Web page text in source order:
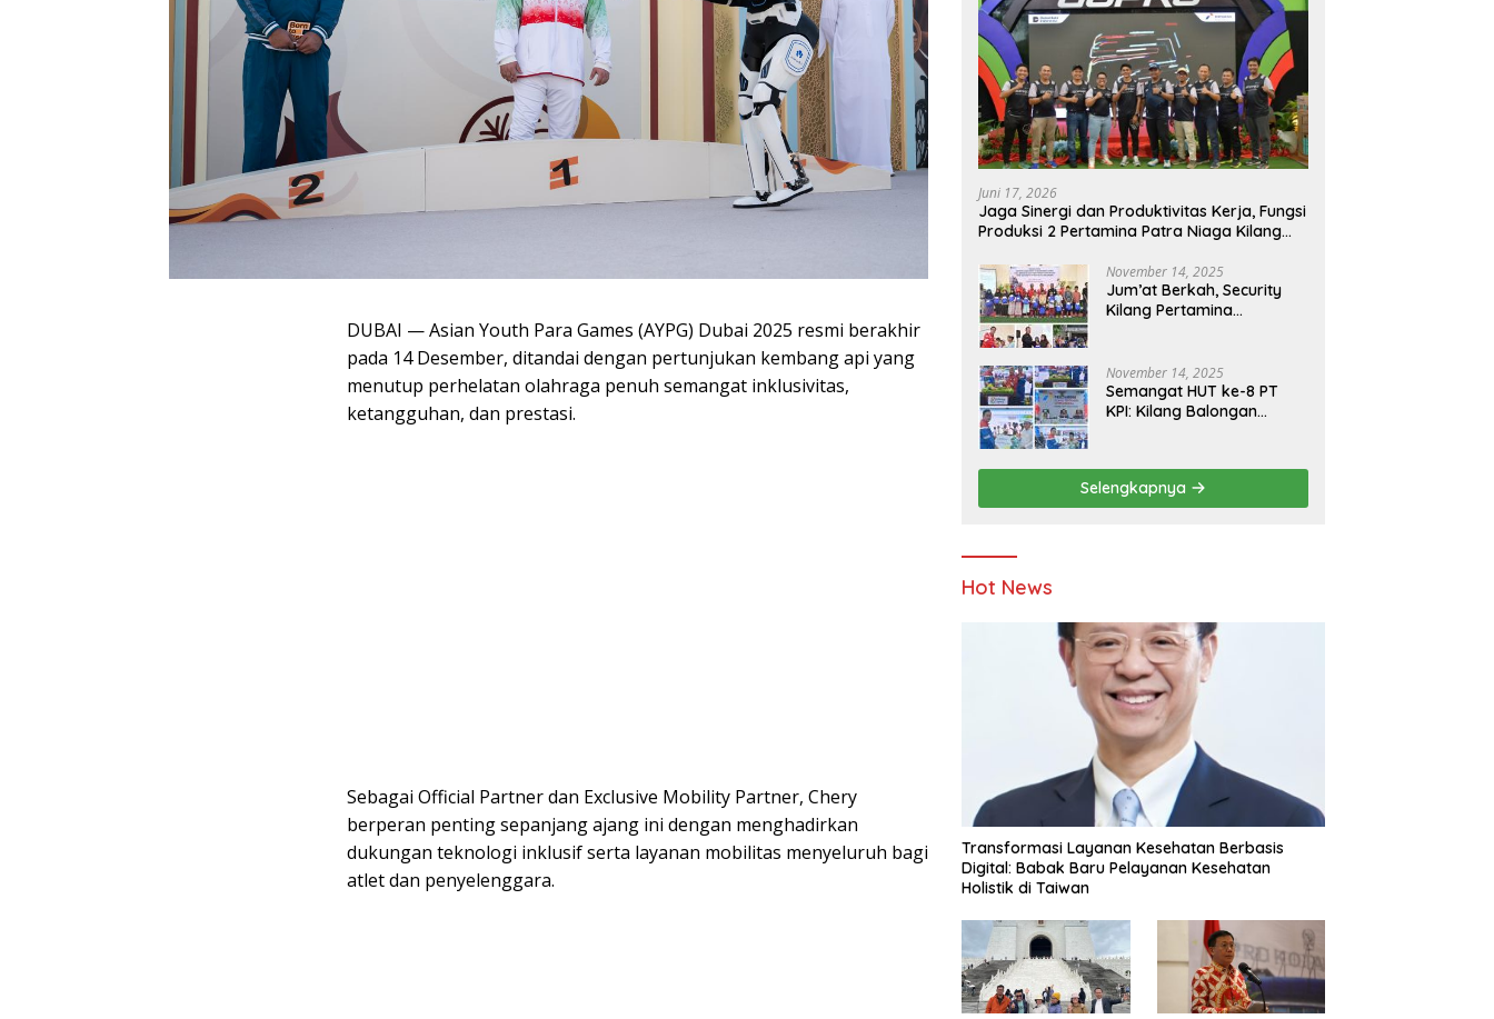
DUBAI — Asian Youth Para Games (AYPG) Dubai 2025 resmi berakhir
pada 14 Desember, ditandai dengan pertunjukan kembang api yang
menutup perhelatan olahraga penuh semangat inklusivitas,
ketangguhan, dan prestasi.
Sebagai Official Partner dan Exclusive Mobility Partner, Chery
berperan penting sepanjang ajang ini dengan menghadirkan
dukungan teknologi inklusif serta layanan mobilitas menyeluruh bagi
atlet dan penyelenggara.
Juni 17, 2026
Jaga Sinergi dan Produktivitas Kerja, Fungsi
Produksi 2 Pertamina Patra Niaga Kilang
November 14, 2025
Jum’at Berkah, Security
Kilang Pertamina
November 14, 2025
Semangat HUT ke-8 PT
KPI: Kilang Balongan
Berbagi Bersama
Penyandang Disabilitas
dan Yayasan Pendidikan
Selengkapnya
Hot News
Transformasi Layanan Kesehatan Berbasis
Digital: Babak Baru Pelayanan Kesehatan
Holistik di Taiwan